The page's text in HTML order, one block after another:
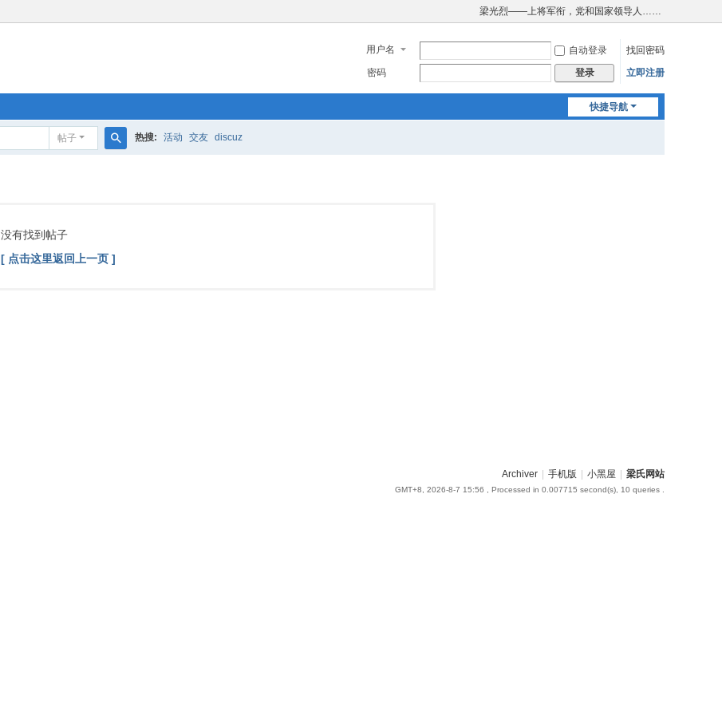
梁光烈——上将军衔，党和国家领导人……
用户名 自动登录
找回密码
密码
登录 立即注册
快捷导航
帖子 热搜: 活动 交友 discuz
没有找到帖子
[ 点击这里返回上一页 ]
Archiver 手机版 小黑屋 梁氏网站
GMT+8, 2026-8-7 15:56 , Processed in 0.007715 second(s), 10 queries .